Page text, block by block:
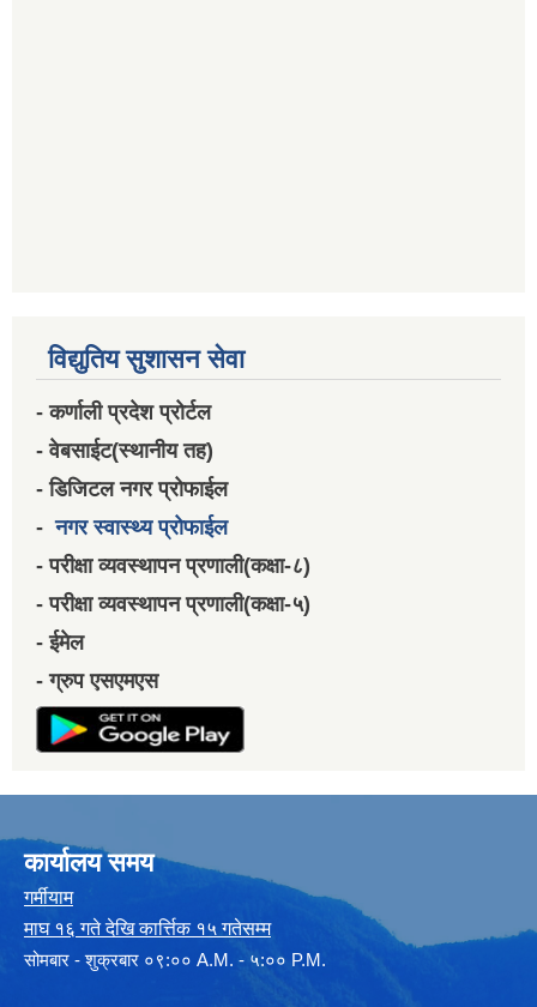
विद्युतिय सुशासन सेवा
- कर्णाली प्रदेश प्रोर्टल
- वेबसाईट(स्थानीय तह)
- डिजिटल नगर प्रोफाईल
-नगर स्वास्थ्य प्रोफाईल
- परीक्षा व्यवस्थापन प्रणाली(कक्षा-८)
- परीक्षा व्यवस्थापन प्रणाली(कक्षा-५)
- ईमेल
- ग्रुप एसएमएस
कार्यालय समय
गर्मीयाम
माघ १६ गते देखि कार्त्तिक १५ गतेसम्म
सोमबार - शुक्रबार ०९:०० A.M. - ५:०० P.M.